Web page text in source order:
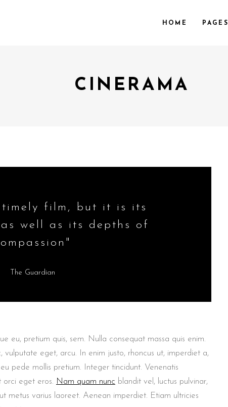
HOME PAGES
VIDEO PREVIEW
CINERAMA
film, but it is its
as well as its depths of
The Guardian
eu, pretium quis, sem. Nulla consequat massa quis enim.
eget, arcu. In enim justo, rhoncus ut, imperdiet a,
pede mollis pretium. Integer tincidunt. Venenatis
orci eget eros. Nam quam nunc blandit vel, luctus pulvinar,
metus varius laoreet. Aenean imperdiet. Etiam ultricies